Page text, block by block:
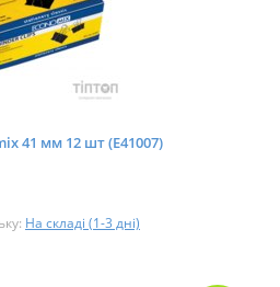
41 мм 12 шт (E41007)
На складі (1-3 дні)